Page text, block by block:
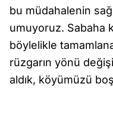
bu müdahalenin
umuyoruz. Sabaha
böylelikle
rüzgarın yönü
aldık, köyümüzü